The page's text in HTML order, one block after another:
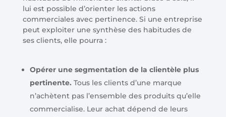
lui est possible d’orienter les actions
commerciales avec pertinence. Si une entreprise
peut exploiter une synthèse des habitudes de
ses clients, elle pourra :
Opérer une segmentation de la clientèle plus
pertinente. Tous les clients d’une marque
n’achètent pas l’ensemble des produits qu’elle
commercialise. Leur achat dépend de leurs